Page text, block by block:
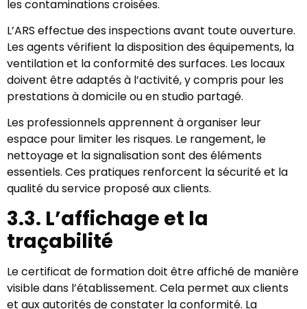
les contaminations croisées.
L’ARS effectue des inspections avant toute ouverture.
Les agents vérifient la disposition des équipements, la
ventilation et la conformité des surfaces. Les locaux
doivent être adaptés à l’activité, y compris pour les
prestations à domicile ou en studio partagé.
Les professionnels apprennent à organiser leur
espace pour limiter les risques. Le rangement, le
nettoyage et la signalisation sont des éléments
essentiels. Ces pratiques renforcent la sécurité et la
qualité du service proposé aux clients.
3.3. L’affichage et la
traçabilité
Le certificat de formation doit être affiché de manière
visible dans l’établissement. Cela permet aux clients
et aux autorités de constater la conformité. La